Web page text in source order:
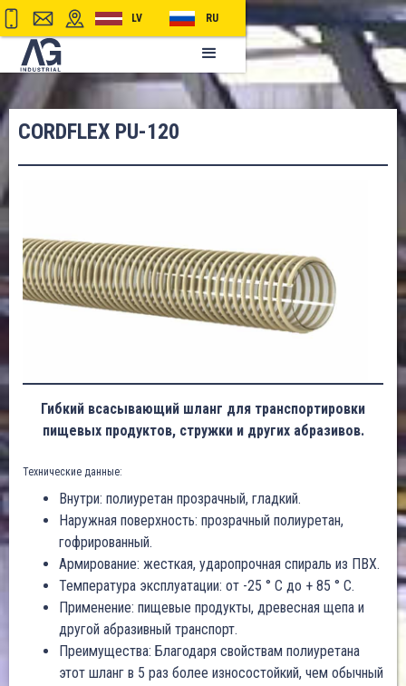
LV RU
CORDFLEX PU-120
Гибкий всасывающий шланг для транспортировки
пищевых продуктов, стружки и других абразивов.
Технические данные:
Внутри: полиуретан прозрачный, гладкий.
Наружная поверхность: прозрачный полиуретан,
гофрированный.
Армирование: жесткая, ударопрочная спираль из ПВХ.
Температура эксплуатации: от -25 ° C до + 85 ° C.
Применение: пищевые продукты, древесная щепа и
другой абразивный транспорт.
Преимущества: Благодаря свойствам полиуретана
этот шланг в 5 раз более износостойкий, чем обычный